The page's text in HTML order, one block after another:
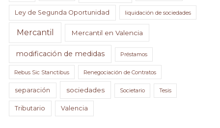
Ley de Segunda Oportunidad liquidación de sociedades
Mercantil Mercantil en Valencia
modificación de medidas Préstamos
Rebus Sic Stanctibus Renegociación de Contratos
separación sociedades Societario Tesis
Tributario Valencia